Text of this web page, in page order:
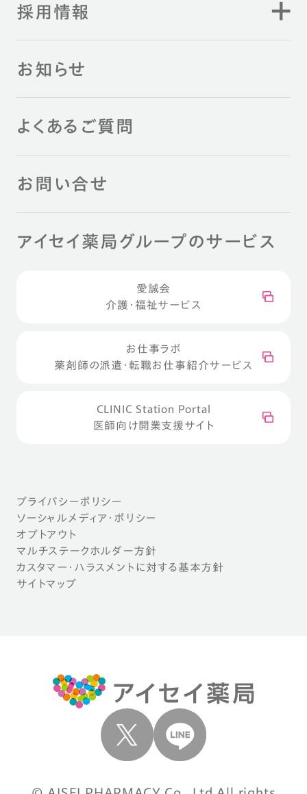
採用情報
お知らせ
よくあるご質問
お問い合せ
アイセイ薬局グループのサービス
愛誠会
介護・福祉サービス
お仕事ラボ
薬剤師の派遣・転職お仕事紹介サービス
CLINIC Station Portal
医師向け開業支援サイト
プライバシーポリシー
ソーシャルメディア・ポリシー
オプトアウト
マルチステークホルダー方針
カスタマー・ハラスメントに対する基本方針
サイトマップ